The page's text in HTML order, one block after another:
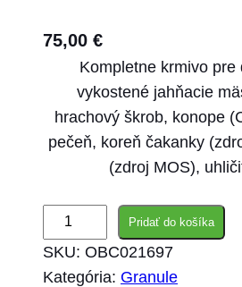
75,00 €
Kompletne krmivo
vykostené jahňacie
hrachový škrob, konope
pečeň, koreň čakanky
(zdroj MOS),
n
Pridať do košíka
SKU: OBC021697
Kategória: Granule